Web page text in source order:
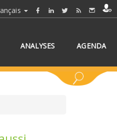
ANALYSES AGENDA